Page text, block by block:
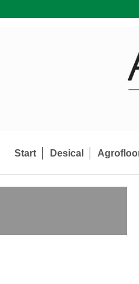
Start Desical